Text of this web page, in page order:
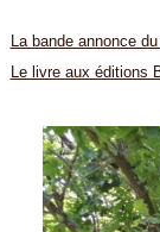
La bande annonce
Le livre aux éditions